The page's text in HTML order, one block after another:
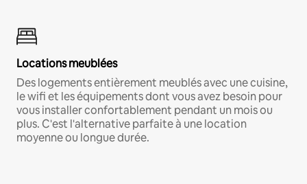
Locations meublées
Des logements entièrement meublés avec une cuisine,
le wifi et les équipements dont vous avez besoin pour
vous installer confortablement pendant un mois ou
plus. C'est l'alternative parfaite à une location
moyenne ou longue durée.